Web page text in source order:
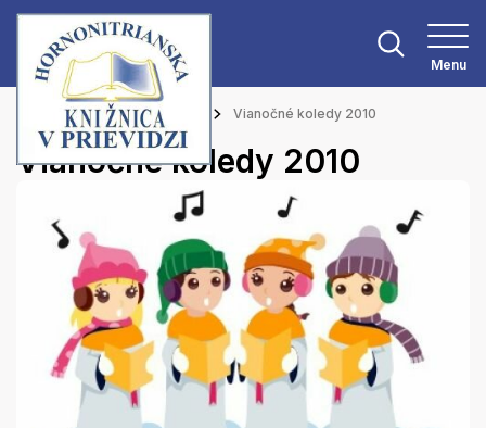
Menu
Hlavná stránka Podujatia Vianočné koledy 2010
Vianočné koledy 2010